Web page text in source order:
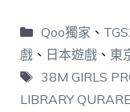
Qoo獨家 、
戲 、 日本遊戲 、 東
38M GIRLS
LIBRARY QURARE